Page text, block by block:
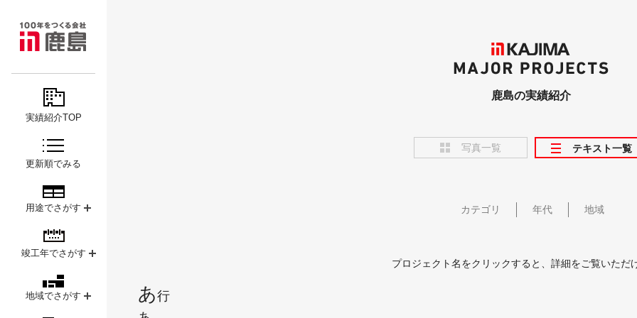
PROJECTS
実績紹介TOP
更新順でみる
用途でさがす
竣工年でさがす
地域でさがす
KAJIMA
鹿島の実績紹介
写真一覧 テキスト一覧
カテゴリ 年代 地域
プロジェクト名をクリックすると、詳細をご覧いただ
あ行